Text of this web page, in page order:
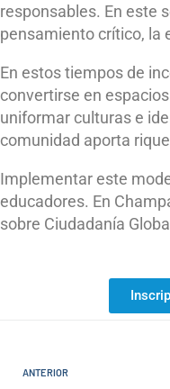
responsables. En este
pensamiento crítico, la
En estos tiempos de
convertirse en
uniformar culturas e
comunidad aporta
Implementar este
educadores. En
sobre Ciudadanía
ANTERIOR